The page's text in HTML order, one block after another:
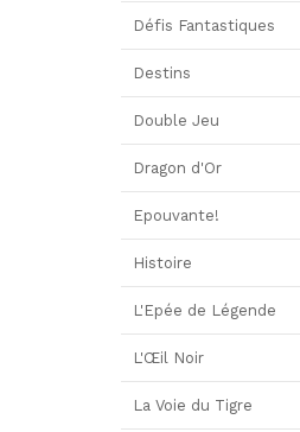
Défis Fantastiques
Destins
Double Jeu
Dragon d'Or
Epouvante!
Histoire
L'Epée de Légende
L'Œil Noir
La Voie du Tigre